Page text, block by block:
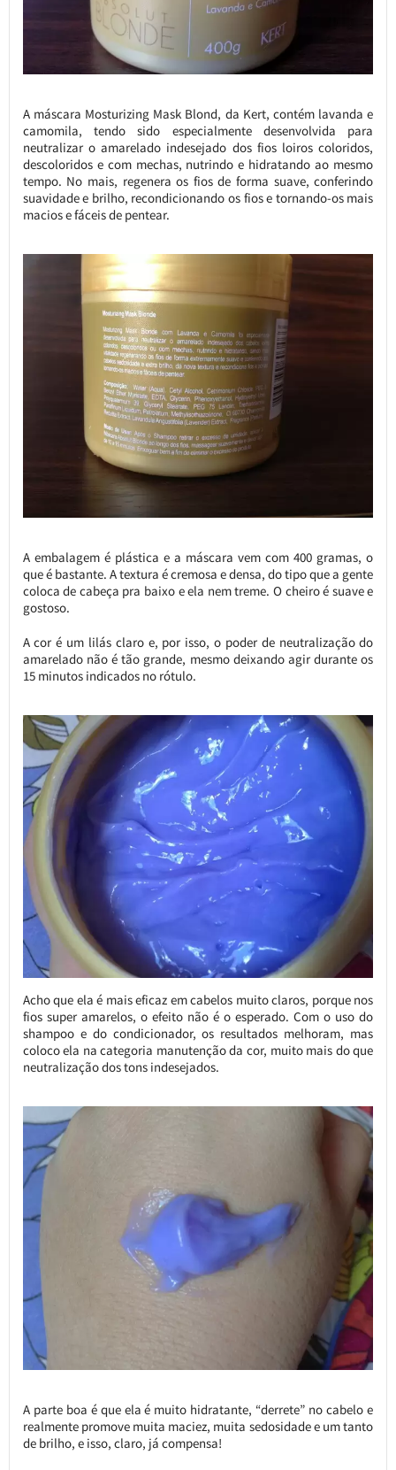
A máscara Mosturizing Mask Blond, da Kert, contém lavanda e
camomila, tendo sido especialmente desenvolvida para
neutralizar o amarelado indesejado dos fios loiros coloridos,
descoloridos e com mechas, nutrindo e hidratando ao mesmo
tempo. No mais, regenera os fios de forma suave, conferindo
suavidade e brilho, recondicionando os fios e tornando-os mais
macios e fáceis de pentear.
A embalagem é plástica e a máscara vem com 400 gramas, o
que é bastante. A textura é cremosa e densa, do tipo que a gente
coloca de cabeça pra baixo e ela nem treme. O cheiro é suave e
gostoso.
A cor é um lilás claro e, por isso, o poder de neutralização do
amarelado não é tão grande, mesmo deixando agir durante os
15 minutos indicados no rótulo.
Acho que ela é mais eficaz em cabelos muito claros, porque nos
fios super amarelos, o efeito não é o esperado. Com o uso do
shampoo e do condicionador, os resultados melhoram, mas
coloco ela na categoria manutenção da cor, muito mais do que
neutralização dos tons indesejados.
A parte boa é que ela é muito hidratante, “derrete” no cabelo e
realmente promove muita maciez, muita sedosidade e um tanto
de brilho, e isso, claro, já compensa!